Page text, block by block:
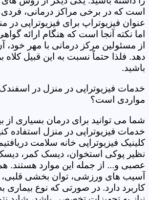
است که در برخی مراکز درمانی،
عنوان فیزیوتراپ برای فیزیوتراپی
اما نکته آنجا است که هنگام ارائه
از مسئولین مرکز درمانی با مهر خود،
دهد. فلذا حتماً نسبت به این قبیل کلاه
باشید.
خدمات فیزیوتراپی در منزل در
مواردی است؟
شما می توانید برای درمان بسیاری از
خدمات فیزیوتراپی در منزل استفاده
کلینیک فیزیوتراپی خانه سلامت
نظیر پوکی استخوان، دیسک کمر،
عصبی و... از جمله این موارد هستند.
آسیب های ورزشی، توان بخشی قلبی،
کاربرد دارد. در صورتی که نوع بیماری